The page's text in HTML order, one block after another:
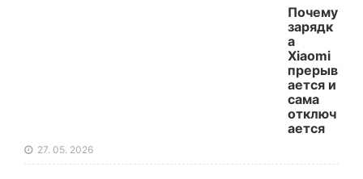
Почему
зарядк
а
Xiaomi
прерыв
ается и
сама
отключ
ается
27. 05. 2026